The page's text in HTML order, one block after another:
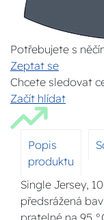
Potřebujete s
Zeptat se
Chcete sledovat
Začít hlídat
Popis
produktu
Single Jersey,
předsrážená
pratelné na 95